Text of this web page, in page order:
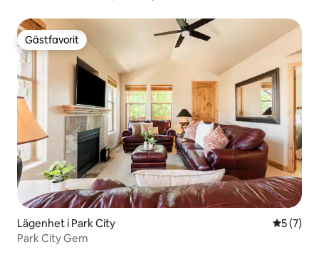
Gästfavorit
Gästfavorit
Lägenhet i Park City 5 av 5 i
5 (7)
Park City Gem